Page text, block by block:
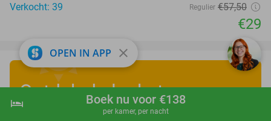
shopping_cart Boek nu
hotel Boek nu voor €138
per kamer, per nacht
Verkocht: 39
Regulier €57,50
€29
Ontdek de leukste
zomervakantiedeals
OPEN IN APP close